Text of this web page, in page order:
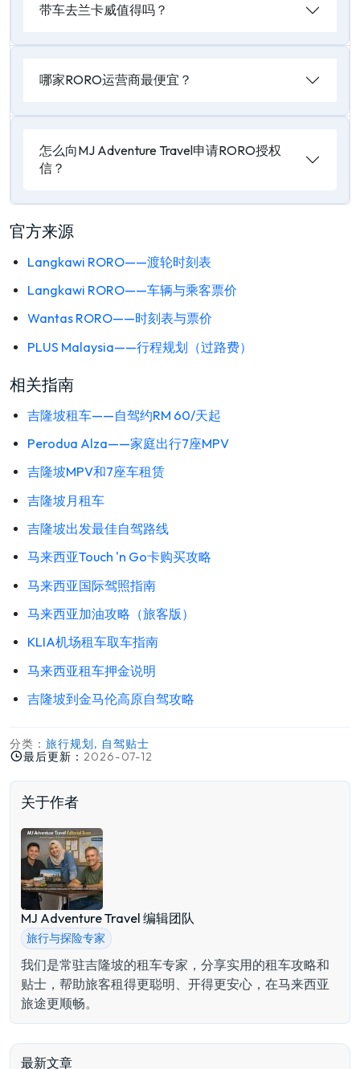
带车去兰卡威值得吗？
哪家RORO运营商最便宜？
怎么向MJ Adventure Travel申请RORO授权
信？
官方来源
Langkawi RORO——渡轮时刻表
Langkawi RORO——车辆与乘客票价
Wantas RORO——时刻表与票价
PLUS Malaysia——行程规划（过路费）
相关指南
吉隆坡租车——自驾约RM 60/天起
Perodua Alza——家庭出行7座MPV
吉隆坡MPV和7座车租赁
吉隆坡月租车
吉隆坡出发最佳自驾路线
马来西亚Touch 'n Go卡购买攻略
马来西亚国际驾照指南
马来西亚加油攻略（旅客版）
KLIA机场租车取车指南
马来西亚租车押金说明
吉隆坡到金马伦高原自驾攻略
分类： 旅行规划, 自驾贴士
最后更新： 2026-07-12
关于作者
MJ Adventure Travel 编辑团队
旅行与探险专家
我们是常驻吉隆坡的租车专家，分享实用的租车攻略和
贴士，帮助旅客租得更聪明、开得更安心，在马来西亚
旅途更顺畅。
最新文章